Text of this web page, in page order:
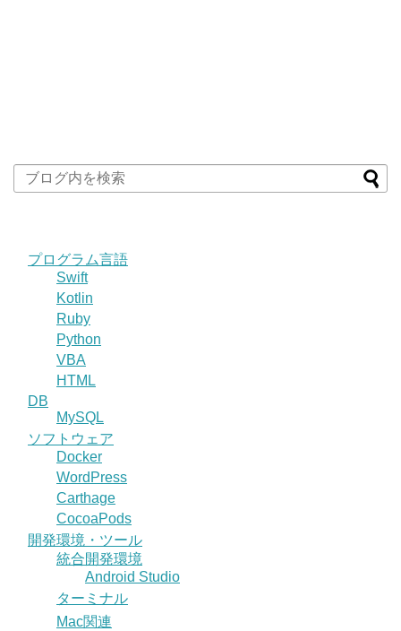
プログラム言語
Swift
Kotlin
Ruby
Python
VBA
HTML
DB
MySQL
ソフトウェア
Docker
WordPress
Carthage
CocoaPods
開発環境・ツール
統合開発環境
Android Studio
ターミナル
Mac関連